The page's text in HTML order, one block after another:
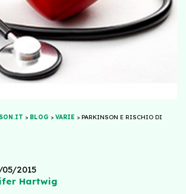
> BLOG > VARIE > PARKINSON E RISCHIO DI
2015
Hartwig